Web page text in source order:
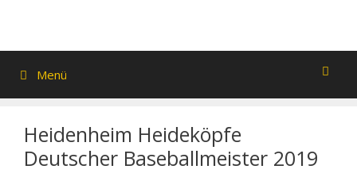
Menü
Heidenheim Heideköpfe
Deutscher Baseballmeister 2019